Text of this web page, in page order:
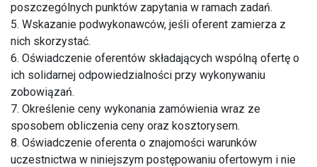
poszczególnych punktów zapytania w ramach zadań.
5. Wskazanie podwykonawców, jeśli oferent zamierza z
nich skorzystać.
6. Oświadczenie oferentów składających wspólną ofertę o
ich solidarnej odpowiedzialności przy wykonywaniu
zobowiązań.
7. Określenie ceny wykonania zamówienia wraz ze
sposobem obliczenia ceny oraz kosztorysem.
8. Oświadczenie oferenta o znajomości warunków
uczestnictwa w niniejszym postępowaniu ofertowym i nie